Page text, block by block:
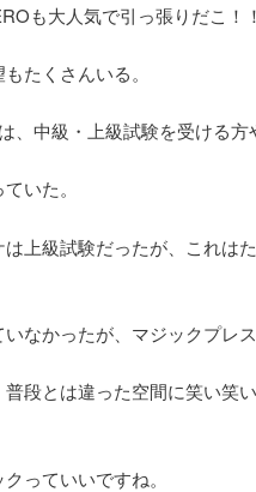
も大人気で引っ張りだこ！！
たくさんいる。
、中級・上級試験を受ける
いた。
上級試験だったが、これは
なかったが、マジックプレ
段とは違った空間に笑い笑
っていいですね。